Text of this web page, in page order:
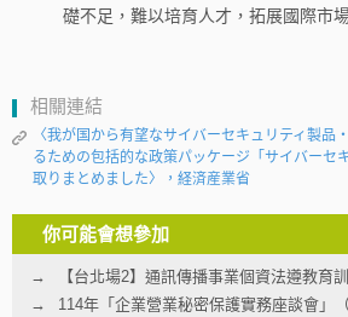
礎不足，難以培育人才，拓展國際市
相關連結
〈我が国から有望なサイバーセキュリティ製品
るための包括的な政策パッケージ「サイバーセ
取りまとめました〉，経済産業省
你可能會想參加
【台北場2】通訊傳播事業個資法遵教育
114年「企業營業秘密保護實務座談會」（